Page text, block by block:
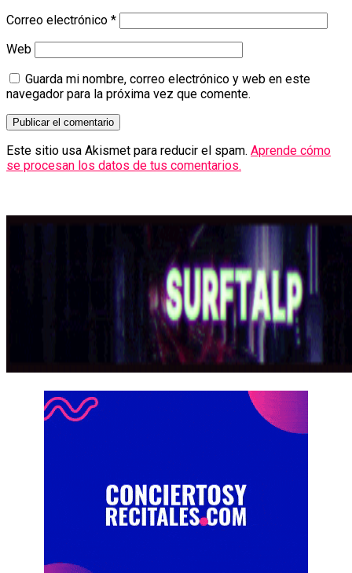
Correo electrónico *
Web
Guarda mi nombre, correo electrónico y web en este
navegador para la próxima vez que comente.
Este sitio usa Akismet para reducir el spam. Aprende cómo
se procesan los datos de tus comentarios.